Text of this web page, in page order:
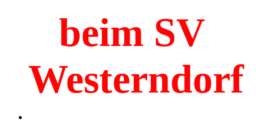
beim SV
Westerndorf